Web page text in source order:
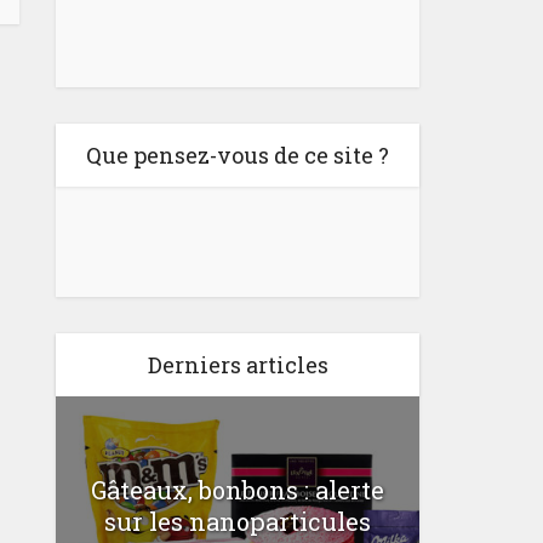
Que pensez-vous de ce site ?
Derniers articles
Gâteaux, bonbons : alerte
sur les nanoparticules